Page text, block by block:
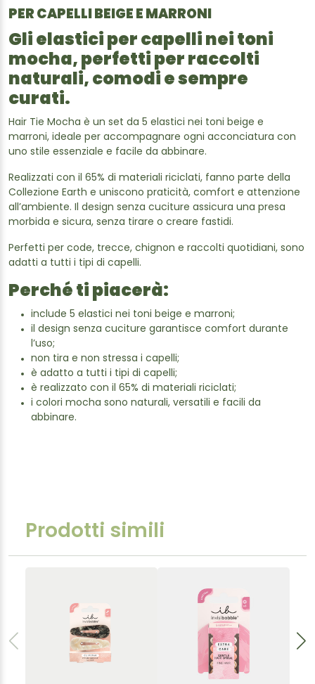
PER CAPELLI BEIGE E MARRONI
Gli elastici per capelli nei toni
mocha, perfetti per raccolti
naturali, comodi e sempre
curati.
Hair Tie Mocha è un set da 5 elastici nei toni beige e
marroni, ideale per accompagnare ogni acconciatura con
uno stile essenziale e facile da abbinare.
Realizzati con il 65% di materiali riciclati, fanno parte della
Collezione Earth e uniscono praticità, comfort e attenzione
all’ambiente. Il design senza cuciture assicura una presa
morbida e sicura, senza tirare o creare fastidi.
Perfetti per code, trecce, chignon e raccolti quotidiani, sono
adatti a tutti i tipi di capelli.
Perché ti piacerà:
include 5 elastici nei toni beige e marroni;
il design senza cuciture garantisce comfort durante
l’uso;
non tira e non stressa i capelli;
è adatto a tutti i tipi di capelli;
è realizzato con il 65% di materiali riciclati;
i colori mocha sono naturali, versatili e facili da
abbinare.
Prodotti simili